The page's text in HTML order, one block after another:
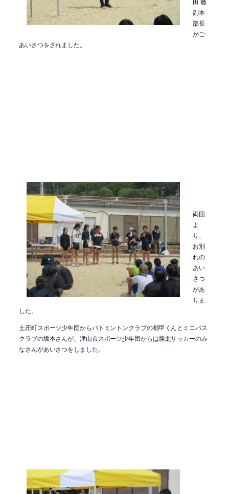
副本
部長
がご
あいさつをされました。
両団
よ
り、
お別
れの
あい
さつ
があ
りま
した。
土庄町スポーツ少年団からバトミントンクラブの都甲くんとミニバス
クラブの坂本さんが、津山市スポーツ少年団からは勝北サッカーのみ
なさんがあいさつをしました。